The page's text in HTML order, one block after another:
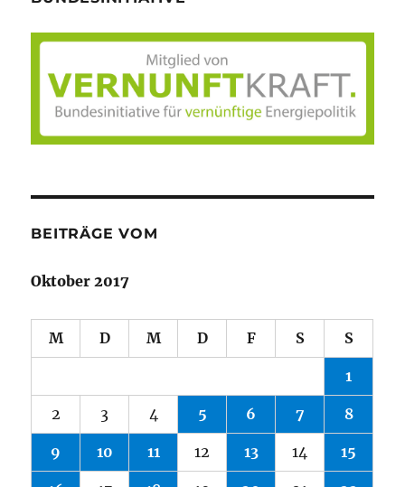
BEITRÄGE VOM
Oktober 2017
M D M D F S S
1
2 3 4 5 6 7 8
9 10 11 12 13 14 15